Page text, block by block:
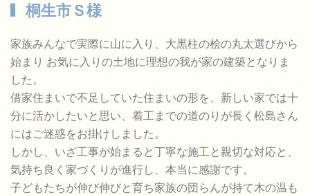
桐生市Ｓ様
家族みんなで実際に山に入り、大黒柱の桧の丸太選びから
始まり お気に入りの土地に理想の我が家の建築となりま
した。
借家住まいで不足していた住まいの形を、新しい家では十
分に活かしたいと思い、着工までの道のりが長く松島さん
にはご迷惑をお掛けしました。
しかし、いざ工事が始まると丁寧な施工と親切な対応と、
気持ち良く家づくりが進行し、本当に感謝です。
子どもたちが伸び伸びと育ち家族の団らんが持て木の温も